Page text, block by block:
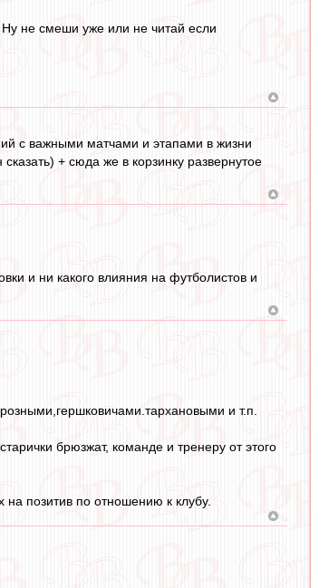
не смеши уже или не читай если
с важными матчами и этапами в жизни
+ сюда же в корзинку развернутое
и ни какого влияния на футболистов и
и т.п.
брюзжат, команде и тренеру от этого
позитив по отношению к клубу.